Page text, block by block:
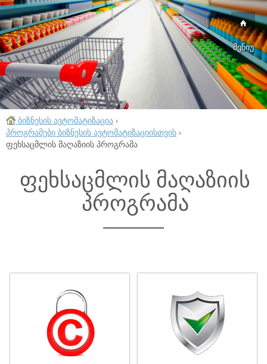
მენიუ
ბიზნესის ავტომატიზაცია ›
პროგრამები ბიზნესის ავტომატიზაციისთვის ›
ფეხსაცმლის მაღაზიის პროგრამა
ფეხსაცმლის მაღაზიის
პროგრამა